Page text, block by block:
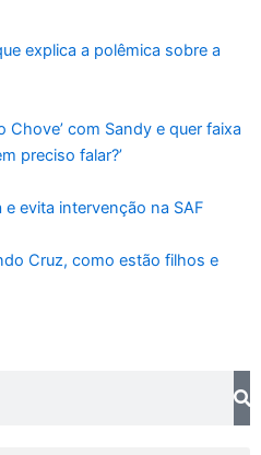
explica a polêmica sobre a
Chove’ com Sandy e quer faixa
preciso falar?’
evita intervenção na SAF
Cruz, como estão filhos e